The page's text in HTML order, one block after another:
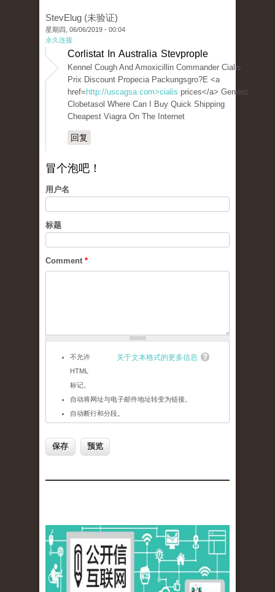
StevElug (未验证)
星期四, 06/06/2019 - 00:04
永久连接
Corlistat In Australia Stevprople
Kennel Cough And Amoxicillin Commander Cialis
Prix Discount Propecia Packungsgro?E <a
href= http://uscagsa.com>cialis prices</a> Generic
Clobetasol Where Can I Buy Quick Shipping
Cheapest Viagra On The Internet
回复
冒个泡吧！
用户名
标题
Comment *
关于文本格式的更多信息
不允许
HTML
标记。
自动将网址与电子邮件地址转变为链接。
自动断行和分段。